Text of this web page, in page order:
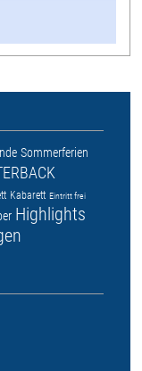
Sommerferien
Kabarett Eintritt frei
Highlights